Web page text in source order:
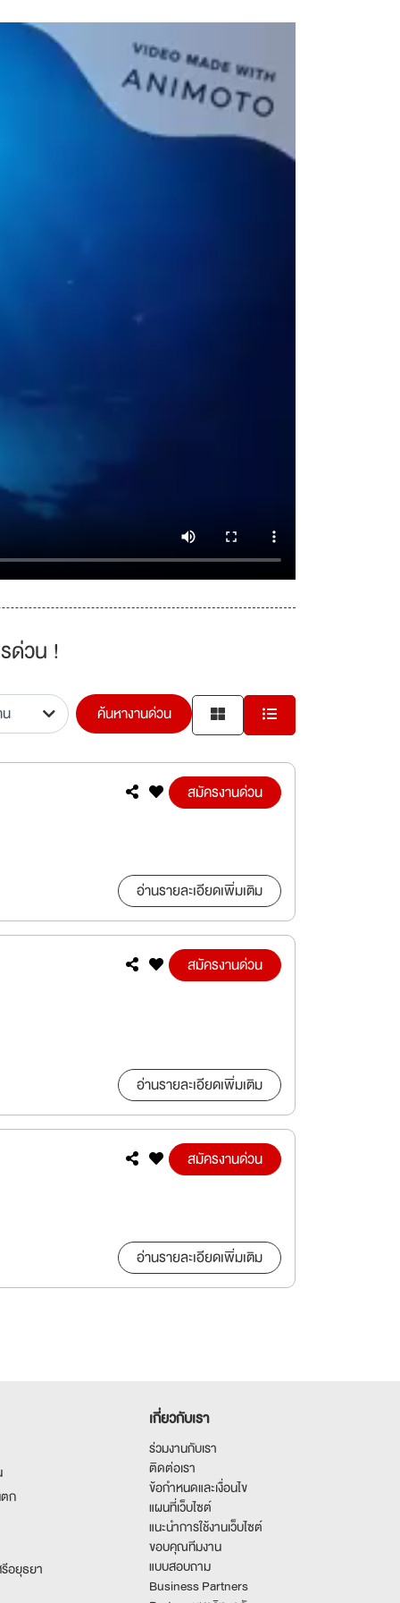
ด่วน !
ค้นหางานด่วน
สมัครงานด่วน
อ่านรายละเอียดเพิ่มเติม
สมัครงานด่วน
อ่านรายละเอียดเพิ่มเติม
สมัครงานด่วน
อ่านรายละเอียดเพิ่มเติม
ก
อยุธยา
เกี่ยวกับเรา
ร่วมงานกับเรา
ติดต่อเรา
ข้อกำหนดและเงื่อนไข
แผนที่เว็บไซต์
แนะนำการใช้งานเว็บไซต์
ขอบคุณทีมงาน
แบบสอบถาม
Business Partners